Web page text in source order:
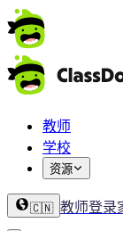
教师
学校
资源
🇨🇳 教师登录